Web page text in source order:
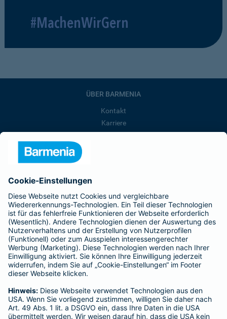
#MachenWirGern
ÜBER BARMENIA
Kontakt
Karriere
Barmenia ist Teil der BarmeniaGothaer
BELIEBTE SEITEN
Kranken-Zusatzversicherung
Tierversicherungen
Haftpflichtversicherung
Hausratversicherung
Adresse ändern
Schaden melden